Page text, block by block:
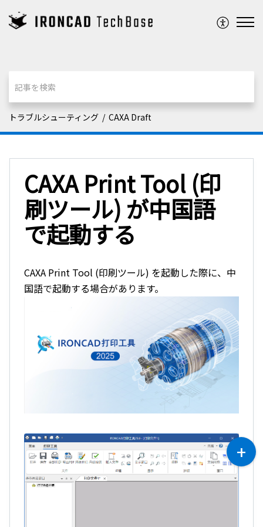
トラブルシューティング CAXA Draft
CAXA Print Tool (印
刷ツール) が中国語
で起動する
CAXA Print Tool (印刷ツール) を起動した際に、中
国語で起動する場合があります。